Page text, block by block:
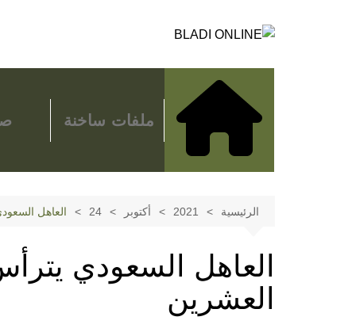
ملفات ساخنة
الرئيسية 2021 أكتوبر 24 العاهل
العاهل السعودي
العشرين